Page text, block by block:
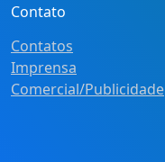
Contato
Contatos
Imprensa
Comercial/Publicidade